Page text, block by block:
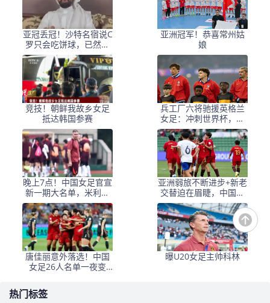
亚冠丢冠！沙特名宿说C
罗只会吃饼球，已然成
为球队赢球负担
亚洲冠军！恭喜常州姑
娘
竞技！朝鲜我故乡女足
抵达韩国参赛
兵工厂六将驰援英格兰
女足：冲刺世界杯，荣
耀与挑战并存
晚上7点！中国女足官宣
新一期大名单，米利西
奇留任，宋凯尽显魄力
亚洲弱旅不断进步+新老
交替迫在眉睫，中国女
足隐忧同样清晰可见
唐佳丽意外落选！中国
女足26人名单一夜变
帅，背后原因不简单
曝U20女足主帅科林
热门标签